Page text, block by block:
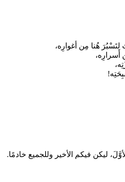
هُنا مِن أغوارِه،
ليكن فيكم الأخير وللجميع خادمًا.